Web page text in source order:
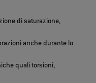
di saturazione,
anche durante lo
quali torsioni,